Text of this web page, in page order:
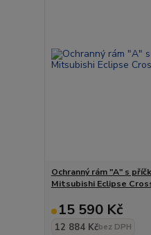
Ochranný rám "A" s
Mitsubishi Eclipse
15 590 Kč
12 884 Kčbez DPH